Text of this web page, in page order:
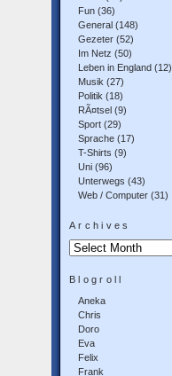
Fun (36)
General (148)
Gezeter (52)
Im Netz (50)
Leben in England (12)
Musik (27)
Politik (18)
RÃ¤tsel (9)
Sport (29)
Sprache (17)
T-Shirts (9)
Uni (96)
Unterwegs (43)
Web / Computer (31)
Archives
Archives
Blogroll
Aneka
Chris
Doro
Eva
Felix
Frank